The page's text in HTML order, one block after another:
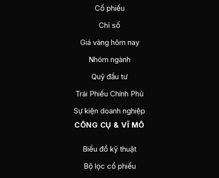
Cổ phiếu
Chỉ số
Giá vàng hôm nay
Nhóm ngành
Quỹ đầu tư
Trái Phiếu Chính Phủ
Sự kiện doanh nghiệp
CÔNG CỤ & VĨ MÔ
Biểu đồ kỹ thuật
Bộ lọc cổ phiếu